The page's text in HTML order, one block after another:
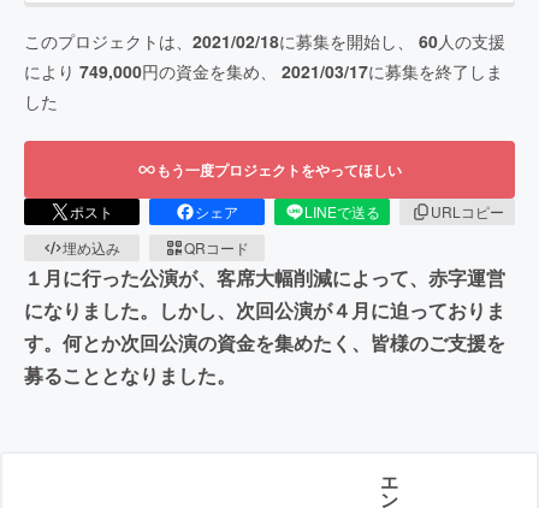
このプロジェクトは、 2021/02/18に募集を開始し、 60人の支援
により 749,000円の資金を集め、 2021/03/17に募集を終了しま
した
もう一度プロジェクトをやってほしい
ポスト シェア LINEで送る
URLコピー
埋め込み
QRコード
１月に行った公演が、客席大幅削減によって、赤字運営
になりました。しかし、次回公演が４月に迫っておりま
す。何とか次回公演の資金を集めたく、皆様のご支援を
募ることとなりました。
エ
ン